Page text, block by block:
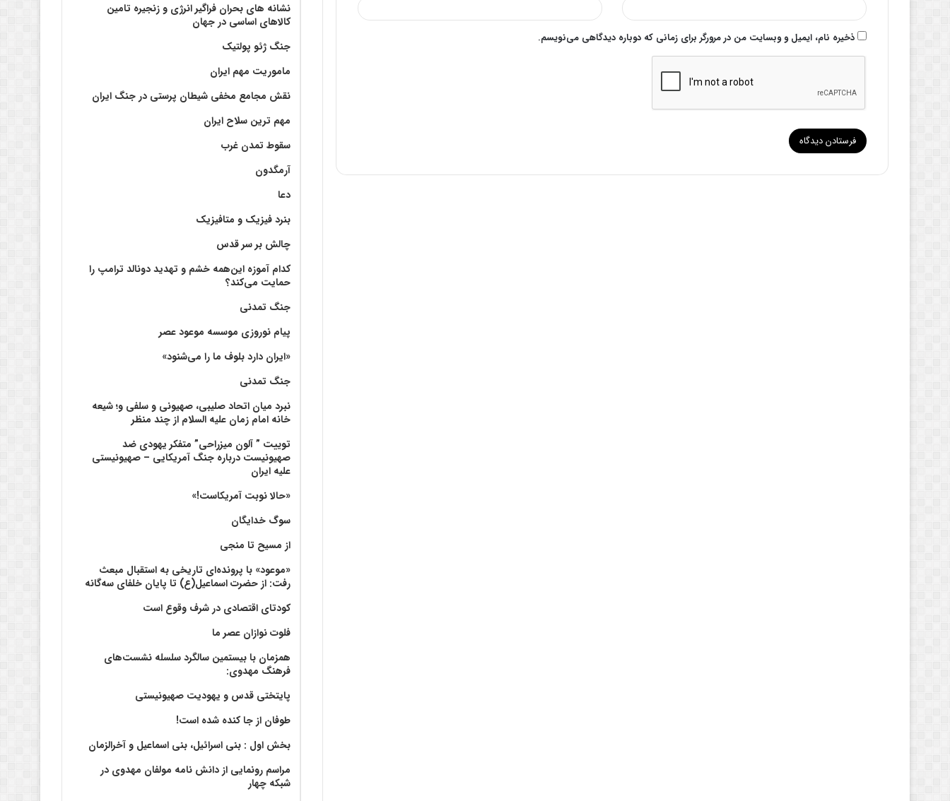
ذخیره نام، ایمیل و وبسایت من در مرورگر برای زمانی که دوباره دیدگاهی می‌نویسم.
نشانه های بحران فراگیر انرژی و زنجیره تامین
کالاهای اساسی در جهان
جنگ ژئو پولتیک
ماموریت مهم ایران
نقش مجامع مخفی شیطان پرستی در جنگ ایران
مهم ترین سلاح ایران
سقوط تمدن غرب
آرمگدون
دعا
بنرد فیزیک و متافیزیک
چالش بر سر قدس
کدام آموزه این‌همه خشم و تهدید دونالد ترامپ را
حمایت می‌کند؟
جنگ تمدنی
پیام نوروزی موسسه موعود عصر
«ایران دارد بلوف ما را می‌شنود»
جنگ تمدنی
نبرد میان اتحاد صلیبی، صهیونی و سلفی و؛ شیعه
خانه امام زمان علیه السلام از چند منظر
توییت ” آلون میزراحی” متفکر یهودی ضد
صهیونیست درباره جنگ آمریکایی – صهیونیستی
علیه ایران
«حالا نوبت آمریکاست!»
سوگ خدایگان
از مسیح تا منجی
«موعود» با پرونده‌ای تاریخی به استقبال مبعث
رفت: از حضرت اسماعیل(ع) تا پایان خلفای سه‌گانه
کودتای اقتصادی در شرف وقوع است
فلوت نوازان عصر ما
همزمان با بیستمین سالگرد سلسله نشست‌های
فرهنگ مهدوی:‌
پایتختی قدس و یهودیت صهیونیستی
طوفان از جا کنده شده است!
بخش اول : بنی اسرائیل، بنی اسماعیل و آخرالزمان
مراسم رونمایی از دانش نامه مولفان مهدوی در
شبکه چهار